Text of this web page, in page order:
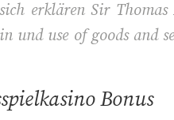
erklären Sir
und use of goods and
Bonus